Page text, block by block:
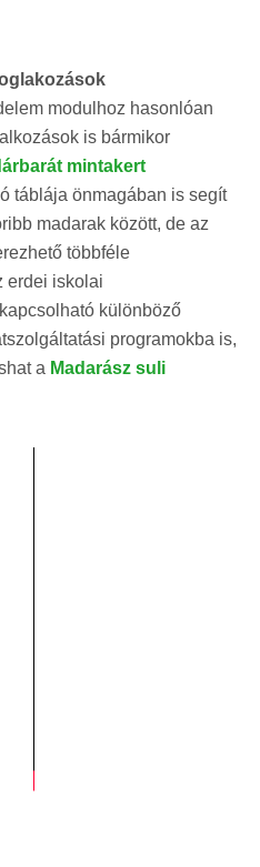
modulhoz hasonlóan
is bármikor
mintakert
táblája önmagában is segít
madarak között, de az
többféle
erdei iskolai
különböző
programokba is,
a Madarász suli